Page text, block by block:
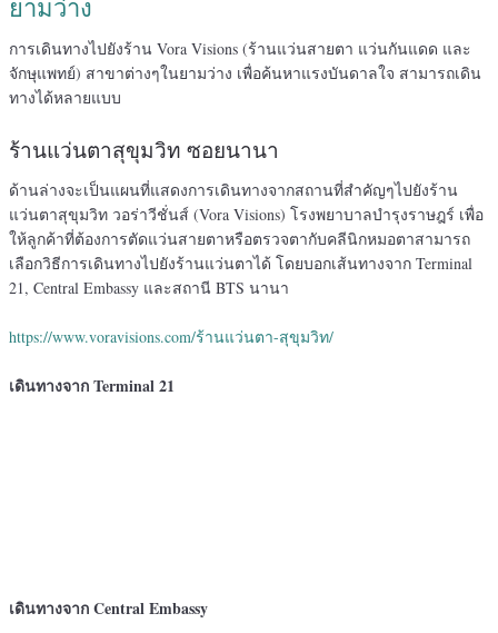
ยามว่าง
การเดินทางไปยังร้าน Vora Visions (ร้านแว่นสายตา แว่นกันแดด และ
จักษุแพทย์) สาขาต่างๆในยามว่าง เพื่อค้นหาแรงบันดาลใจ สามารถเดิน
ทางได้หลายแบบ
ร้านแว่นตาสุขุมวิท ซอยนานา
ด้านล่างจะเป็นแผนที่แสดงการเดินทางจากสถานที่สำคัญๆไปยังร้าน
แว่นตาสุขุมวิท วอร่าวีชั่นส์ (Vora Visions) โรงพยาบาลบํารุงราษฎร์ เพื่อ
ให้ลูกค้าที่ต้องการตัดแว่นสายตาหรือตรวจตากับคลีนิกหมอตาสามารถ
เลือกวิธีการเดินทางไปยังร้านแว่นตาได้ โดยบอกเส้นทางจาก Terminal
21, Central Embassy และสถานี BTS นานา
https://www.voravisions.com/ร้านแว่นตา-สุขุมวิท/
เดินทางจาก Terminal 21
เดินทางจาก Central Embassy